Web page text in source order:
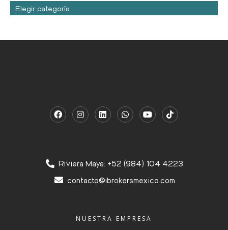
Elegir categoría
Riviera Maya: +52 (984) 104 4223
contacto@ibrokersmexico.com
NUESTRA EMPRESA